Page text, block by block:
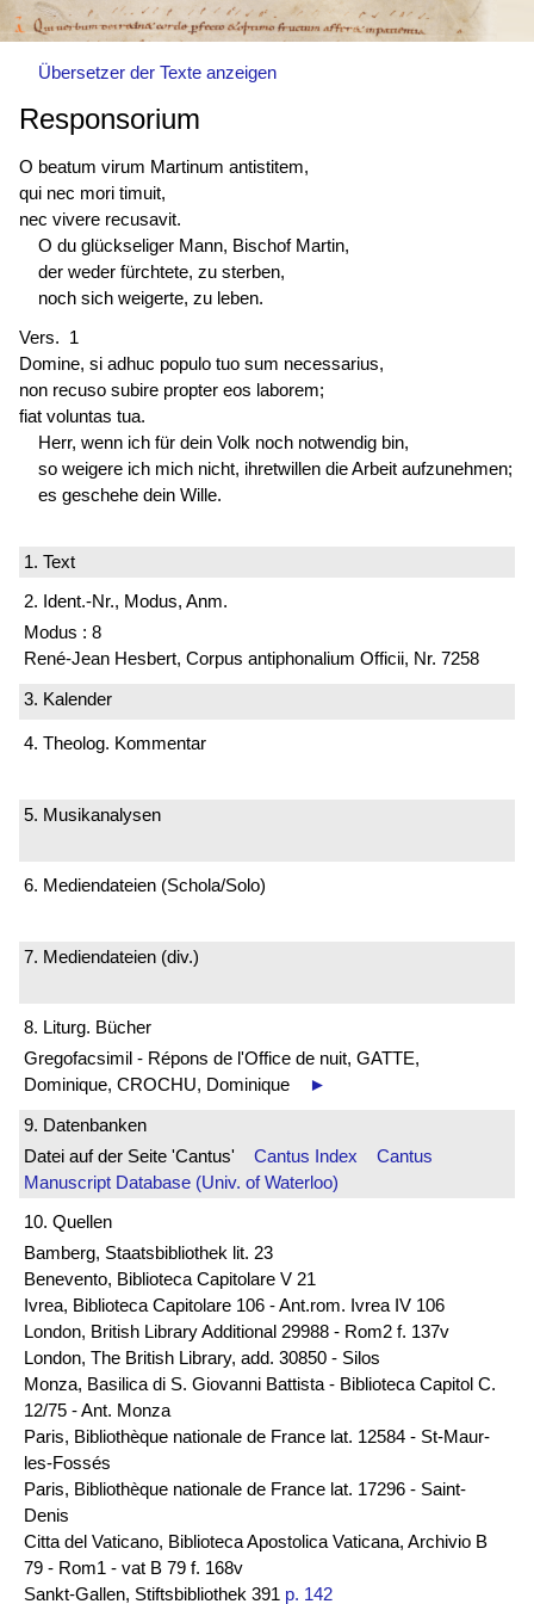
Übersetzer der Texte anzeigen
Responsorium
O beatum virum Martinum antistitem,
qui nec mori timuit,
nec vivere recusavit.
O du glückseliger Mann, Bischof Martin,
der weder fürchtete, zu sterben,
noch sich weigerte, zu leben.
Vers. 1
Domine, si adhuc populo tuo sum necessarius,
non recuso subire propter eos laborem;
fiat voluntas tua.
Herr, wenn ich für dein Volk noch notwendig bin,
so weigere ich mich nicht, ihretwillen die Arbeit aufzunehmen;
es geschehe dein Wille.
1. Text
2. Ident.-Nr., Modus, Anm.
Modus : 8
René-Jean Hesbert, Corpus antiphonalium Officii, Nr. 7258
3. Kalender
4. Theolog. Kommentar
5. Musikanalysen
6. Mediendateien (Schola/Solo)
7. Mediendateien (div.)
8. Liturg. Bücher
Gregofacsimil - Répons de l'Office de nuit, GATTE,
Dominique, CROCHU, Dominique
►
9. Datenbanken
Datei auf der Seite 'Cantus' Cantus Index
Cantus
Manuscript Database (Univ. of Waterloo)
10. Quellen
Bamberg, Staatsbibliothek lit. 23
Benevento, Biblioteca Capitolare V 21
Ivrea, Biblioteca Capitolare 106 - Ant.rom. Ivrea IV 106
London, British Library Additional 29988 - Rom2 f. 137v
London, The British Library, add. 30850 - Silos
Monza, Basilica di S. Giovanni Battista - Biblioteca Capitol C.
12/75 - Ant. Monza
Paris, Bibliothèque nationale de France lat. 12584 - St-Maur-
les-Fossés
Paris, Bibliothèque nationale de France lat. 17296 - Saint-
Denis
Citta del Vaticano, Biblioteca Apostolica Vaticana, Archivio B
79 - Rom1 - vat B 79 f. 168v
Sankt-Gallen, Stiftsbibliothek 391 p. 142